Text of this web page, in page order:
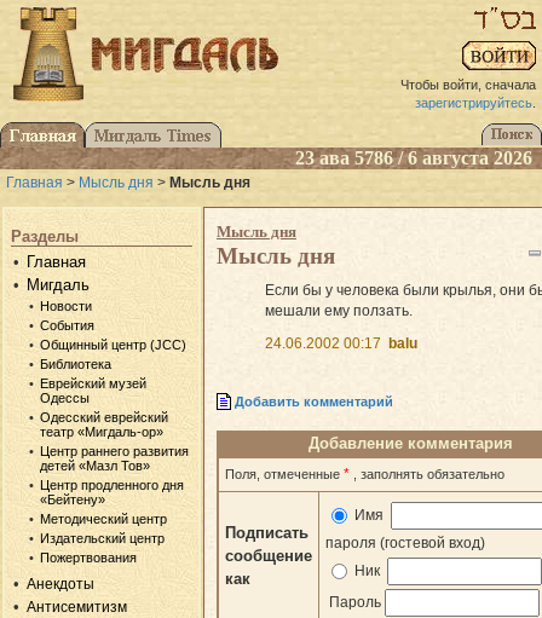
Чтобы войти, сначала
зарегистрируйтесь.
23 ава 5786 / 6 августа 2026
Главная > Мысль дня > Мысль дня
Разделы
Главная
Мигдаль
Новости
События
Общинный центр (JCC)
Библиотека
Еврейский музей
Одессы
Одесский еврейский
театр «Мигдаль-ор»
Центр раннего развития
детей «Мазл Тов»
Центр продленного дня
«Бейтену»
Методический центр
Издательский центр
Пожертвования
Анекдоты
Антисемитизм
Мысль дня
Мысль дня
Если бы у человека были крылья, они
мешали ему ползать.
24.06.2002 00:17
balu
Добавить комментарий
Добавление комментария
Поля, отмеченные * , заполнять обязательно
Подписать
сообщение
как
Имя
пароля (гостевой вход)
Ник
Пароль